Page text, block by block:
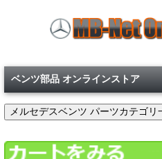
ベンツ部品 オンラインストア